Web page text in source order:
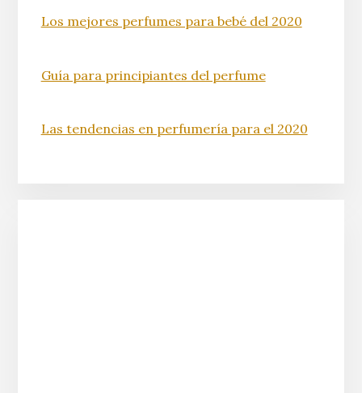
Los mejores perfumes para bebé del 2020
Guía para principiantes del perfume
Las tendencias en perfumería para el 2020